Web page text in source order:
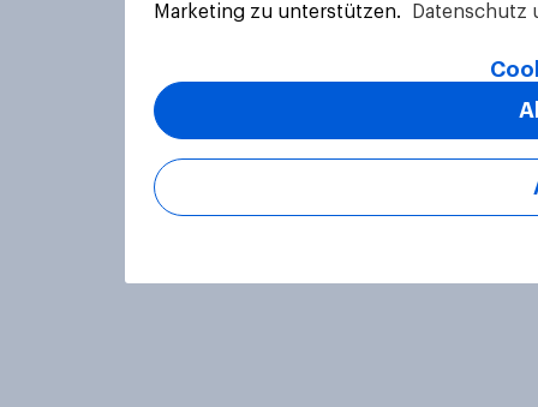
Marketing zu unterstützen.
Datenschutz